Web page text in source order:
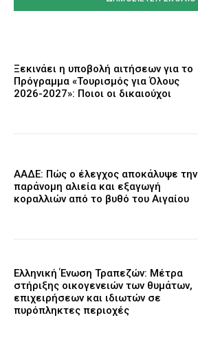
Ξεκινάει η υποβολή αιτήσεων για το
Πρόγραμμα «Τουρισμός για Όλους
2026-2027»: Ποιοι οι δικαιούχοι
ΑΑΔΕ: Πώς ο έλεγχος αποκάλυψε την
παράνομη αλιεία και εξαγωγή
κοραλλιών από το βυθό του Αιγαίου
Ελληνική Ένωση Τραπεζών: Μέτρα
στήριξης οικογενειών των θυμάτων,
επιχειρήσεων και ιδιωτών σε
πυρόπληκτες περιοχές